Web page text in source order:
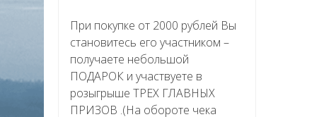
При покупке от 2000 рублей Вы
становитесь его участником –
получаете небольшой
ПОДАРОК и участвуете в
розыгрыше ТРЕХ ГЛАВНЫХ
ПРИЗОВ .(На обороте чека